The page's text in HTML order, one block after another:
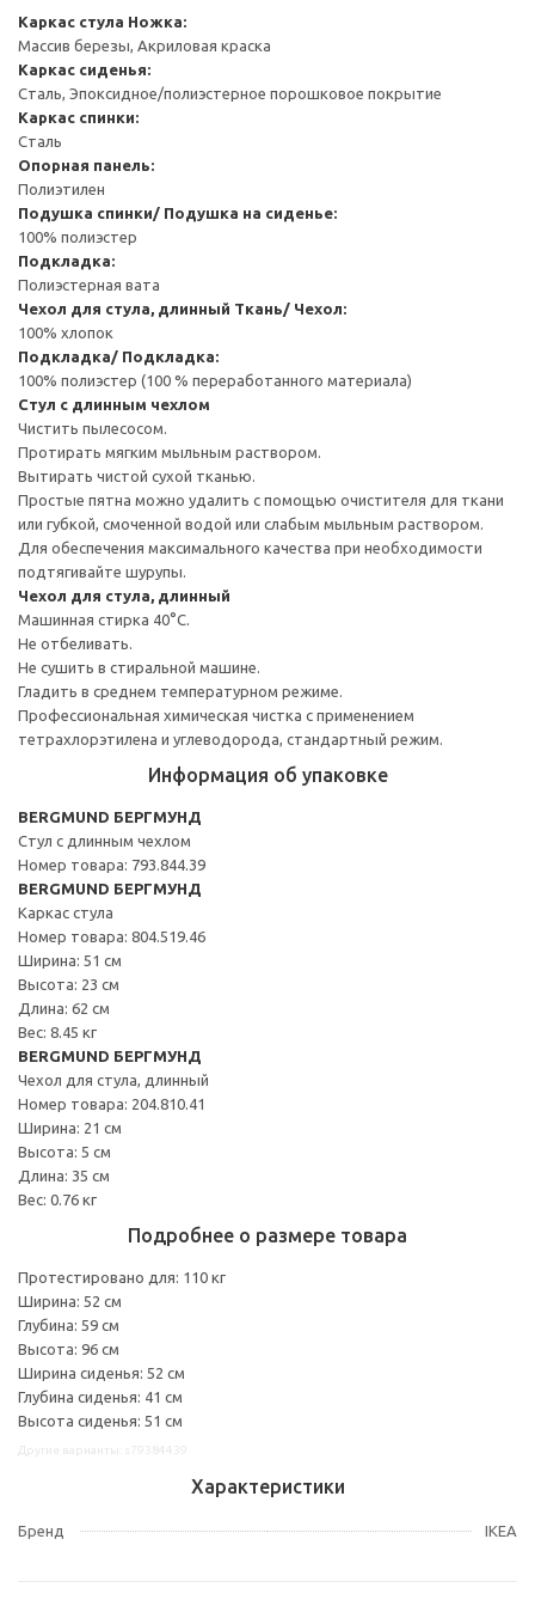
Каркас стула Ножка:
Массив березы, Акриловая краска
Каркас сиденья:
Сталь, Эпоксидное/полиэстерное порошковое покрытие
Каркас спинки:
Сталь
Опорная панель:
Полиэтилен
Подушка спинки/ Подушка на сиденье:
100% полиэстер
Подкладка:
Полиэстерная вата
Чехол для стула, длинный Ткань/ Чехол:
100% хлопок
Подкладка/ Подкладка:
100% полиэстер (100 % переработанного материала)
Стул с длинным чехлом
Чистить пылесосом.
Протирать мягким мыльным раствором.
Вытирать чистой сухой тканью.
Простые пятна можно удалить с помощью очистителя для ткани
или губкой, смоченной водой или слабым мыльным раствором.
Для обеспечения максимального качества при необходимости
подтягивайте шурупы.
Чехол для стула, длинный
Машинная стирка 40°С.
Не отбеливать.
Не сушить в стиральной машине.
Гладить в среднем температурном режиме.
Профессиональная химическая чистка с применением
тетрахлорэтилена и углеводорода, стандартный режим.
Информация об упаковке
BERGMUND БЕРГМУНД
Стул с длинным чехлом
Номер товара: 793.844.39
BERGMUND БЕРГМУНД
Каркас стула
Номер товара: 804.519.46
Ширина: 51 см
Высота: 23 см
Длина: 62 см
Вес: 8.45 кг
BERGMUND БЕРГМУНД
Чехол для стула, длинный
Номер товара: 204.810.41
Ширина: 21 см
Высота: 5 см
Длина: 35 см
Вес: 0.76 кг
Подробнее о размере товара
Протестировано для: 110 кг
Ширина: 52 см
Глубина: 59 см
Высота: 96 см
Ширина сиденья: 52 см
Глубина сиденья: 41 см
Высота сиденья: 51 см
Характеристики
Бренд IKEA